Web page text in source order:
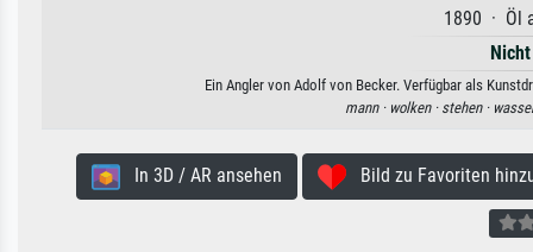
1890 · Öl
Ein Angler von Adolf von Becker. Verfügbar als
mann · wolken · stehen ·
In 3D / AR ansehen Bild zu Favoriten